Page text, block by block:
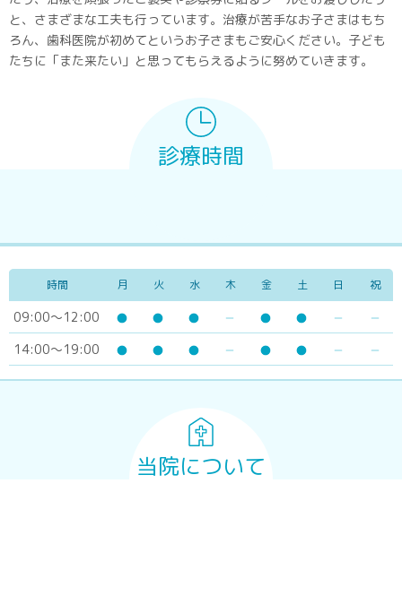
と、さまざまな工夫も行っています。治療が苦手なお子さまはもち
ろん、歯科医院が初めてというお子さまもご安心ください。子ども
たちに「また来たい」と思ってもらえるように努めていきます。
診療時間
時間 月 火 水 木 金 土 日 祝
09:00～12:00
14:00～19:00
当院について